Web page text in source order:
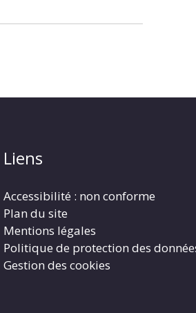
Liens
Accessibilité : non conforme
Plan du site
Mentions légales
Politique de protection des
Gestion des cookies